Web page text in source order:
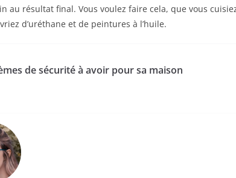
au résultat final. Vous voulez faire cela, que vous
d’uréthane et de peintures à l’huile.
de sécurité à avoir pour sa maison